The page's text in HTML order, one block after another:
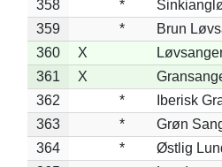
358
*
359
*
Brun
360
X
361
X
362
*
Iberisk
363
*
Grøn
364
*
Østlig